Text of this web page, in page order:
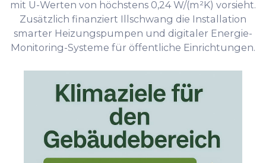
mit U-Werten von höchstens 0,24 W/(m²K) vorsieht.
Zusätzlich finanziert Illschwang die Installation
smarter Heizungspumpen und digitaler Energie-
Monitoring-Systeme für öffentliche Einrichtungen.